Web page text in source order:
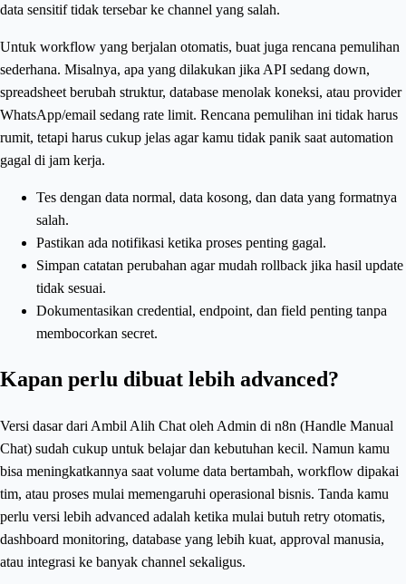
data sensitif tidak tersebar ke channel yang salah.
Untuk workflow yang berjalan otomatis, buat juga rencana pemulihan
sederhana. Misalnya, apa yang dilakukan jika API sedang down,
spreadsheet berubah struktur, database menolak koneksi, atau provider
WhatsApp/email sedang rate limit. Rencana pemulihan ini tidak harus
rumit, tetapi harus cukup jelas agar kamu tidak panik saat automation
gagal di jam kerja.
Tes dengan data normal, data kosong, dan data yang formatnya
salah.
Pastikan ada notifikasi ketika proses penting gagal.
Simpan catatan perubahan agar mudah rollback jika hasil update
tidak sesuai.
Dokumentasikan credential, endpoint, dan field penting tanpa
membocorkan secret.
Kapan perlu dibuat lebih advanced?
Versi dasar dari Ambil Alih Chat oleh Admin di n8n (Handle Manual
Chat) sudah cukup untuk belajar dan kebutuhan kecil. Namun kamu
bisa meningkatkannya saat volume data bertambah, workflow dipakai
tim, atau proses mulai memengaruhi operasional bisnis. Tanda kamu
perlu versi lebih advanced adalah ketika mulai butuh retry otomatis,
dashboard monitoring, database yang lebih kuat, approval manusia,
atau integrasi ke banyak channel sekaligus.